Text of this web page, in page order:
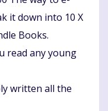
it down into 10 X
Books.
read any young
written all the